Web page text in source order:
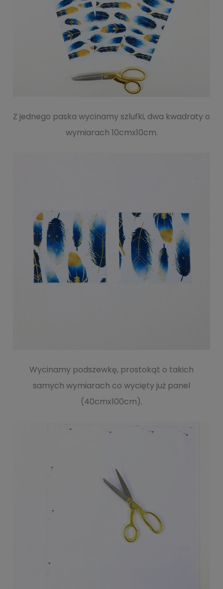
Z jednego paska wycinamy szlufki, dwa kwadraty o
wymiarach 10cmx10cm.
Wycinamy podszewkę, prostokąt o takich
samych wymiarach co wycięty już panel
(40cmx100cm).